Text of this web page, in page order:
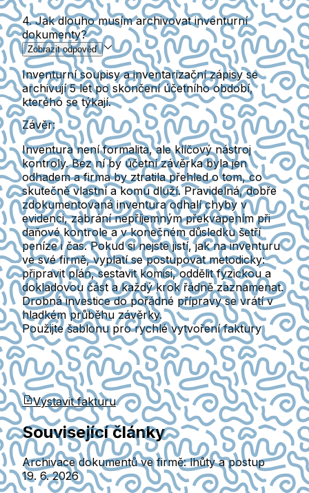
4. Jak dlouho musím archivovat inventurní
dokumenty?
Zobrazit odpověď
Inventurní soupisy a inventarizační zápisy se
archivují 5 let po skončení účetního období,
kterého se týkají.
Závěr:
Inventura není formalita, ale klíčový nástroj
kontroly. Bez ní by účetní závěrka byla jen
odhadem a firma by ztratila přehled o tom, co
skutečně vlastní a komu dluží. Pravidelná, dobře
zdokumentovaná inventura odhalí chyby v
evidenci, zabrání nepříjemným překvapením při
daňové kontrole a v konečném důsledku šetří
peníze i čas.Pokud si nejste jistí, jak na inventuru
ve své firmě, vyplatí se postupovat metodicky:
připravit plán, sestavit komisi, oddělit fyzickou a
dokladovou část a každý krok řádně zaznamenat.
Drobná investice do pořádné přípravy se vrátí v
hladkém průběhu závěrky.
Použijte šablonu pro rychlé vytvoření faktury
Vystavit fakturu
Související články
Archivace dokumentů ve firmě: lhůty a postup
19. 6. 2026